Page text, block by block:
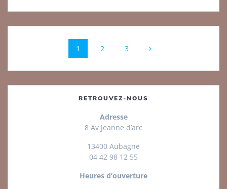
Navigation
sein
Page
1 Page
2 Page
3
RETROUVEZ-NOUS
Adresse
8 Av Jeanne d’arc
13400 Aubagne
04 42 98 12 55
Heures d’ouverture